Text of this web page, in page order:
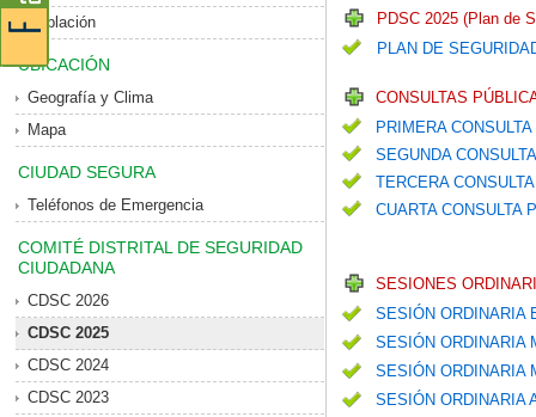
Población
UBICACIÓN
Geografía y Clima
Mapa
CIUDAD SEGURA
Teléfonos de Emergencia
COMITÉ DISTRITAL DE SEGURIDAD
CIUDADANA
CDSC 2026
CDSC 2025
CDSC 2024
CDSC 2023
PDSC 2025 (Plan de
PLAN DE
CONSULTAS
PRIMERA
SEGUNDA
TERCERA
CUARTA CONSULTA
SESIONES
SESIÓN ORDINARIA
SESIÓN ORDINARIA
SESIÓN ORDINARIA
SESIÓN ORDINARIA